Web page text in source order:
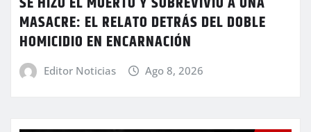
MASACRE: EL RELATO DETRÁS DEL DOBLE
HOMICIDIO EN ENCARNACIÓN
Editor Noticias Ago 8, 2026